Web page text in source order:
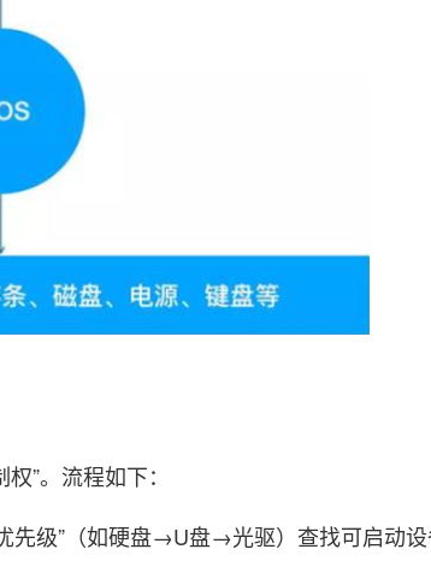
”。流程如下：
先级”（如硬盘→U盘→光驱）查找可启动